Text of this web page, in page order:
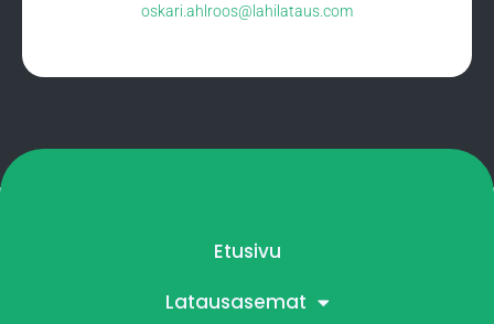
oskari.ahlroos@lahilataus.com
Etusivu
Latausasemat